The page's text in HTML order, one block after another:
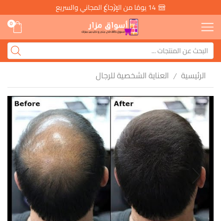
14 يومًا من الإرجاع المجاني والسريع
0
الرئيسية / العناية الشخصية للرجال